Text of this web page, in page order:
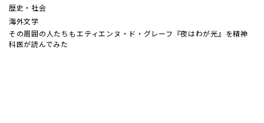
歴史・社会
海外文学
その周囲の人たちも――エティエンヌ・ド・グレーフ『夜はわが光』を精神
科医が読んでみた